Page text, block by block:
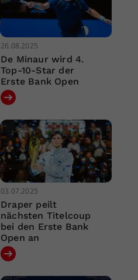
26.08.2025
De Minaur wird 4.
Top-10-Star der
Erste Bank Open
03.07.2025
Draper peilt
nächsten Titelcoup
bei den Erste Bank
Open an